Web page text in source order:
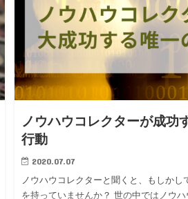
ノウハウコレクターが成功
行動
2020.07.07
ノウハウコレクターと聞くと、もしかし
を持っていませんか？ 世の中ではノウハ